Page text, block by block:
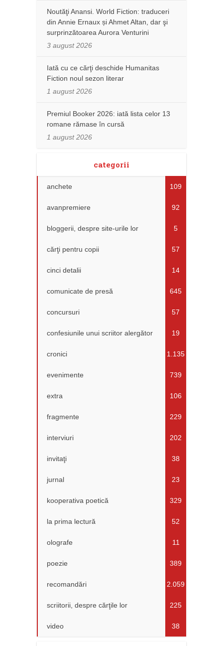
Noutăţi Anansi. World Fiction: traduceri
din Annie Ernaux și Ahmet Altan, dar şi
surprinzătoarea Aurora Venturini
3 august 2026
Iată cu ce cărţi deschide Humanitas
Fiction noul sezon literar
1 august 2026
Premiul Booker 2026: iată lista celor 13
romane rămase în cursă
1 august 2026
categorii
anchete 109
avanpremiere 92
bloggerii, despre site-urile lor 5
cărţi pentru copii 57
cinci detalii 14
comunicate de presă 645
concursuri 57
confesiunile unui scriitor alergător 19
cronici 1.135
evenimente 739
extra 106
fragmente 229
interviuri 202
invitaţi 38
jurnal 23
kooperativa poetică 329
la prima lectură 52
olografe 11
poezie 389
recomandări 2.059
scriitorii, despre cărţile lor 225
video 38